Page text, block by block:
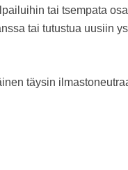
tai tsempata
tai tutustua uusiin
täysin